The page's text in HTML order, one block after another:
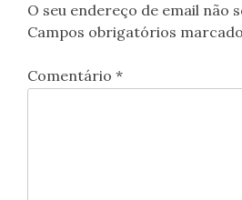
O seu endereço de email não
Campos obrigatórios
Comentário *